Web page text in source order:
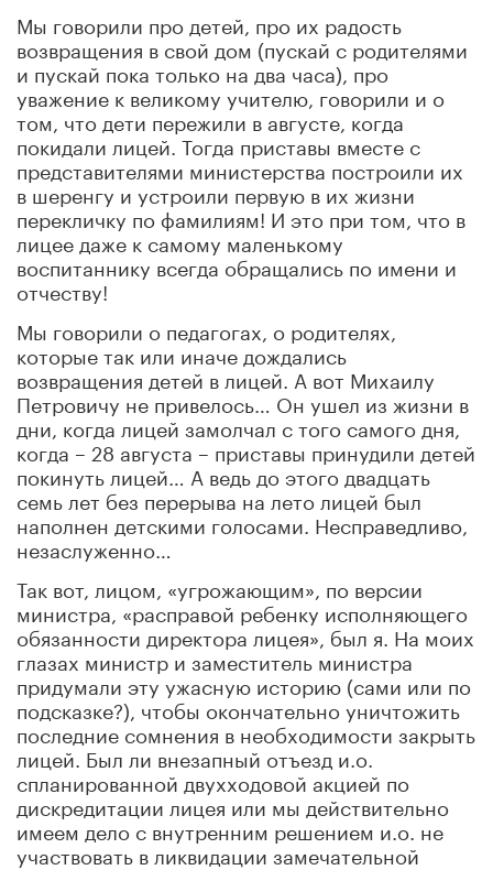
Мы говорили про детей, про их радость
возвращения в свой дом (пускай с родителями
и пускай пока только на два часа), про
уважение к великому учителю, говорили и о
том, что дети пережили в августе, когда
покидали лицей. Тогда приставы вместе с
представителями министерства построили их
в шеренгу и устроили первую в их жизни
перекличку по фамилиям! И это при том, что в
лицее даже к самому маленькому
воспитаннику всегда обращались по имени и
отчеству!
Мы говорили о педагогах, о родителях,
которые так или иначе дождались
возвращения детей в лицей. А вот Михаилу
Петровичу не привелось… Он ушел из жизни в
дни, когда лицей замолчал с того самого дня,
когда – 28 августа – приставы принудили детей
покинуть лицей… А ведь до этого двадцать
семь лет без перерыва на лето лицей был
наполнен детскими голосами. Несправедливо,
незаслуженно…
Так вот, лицом, «угрожающим», по версии
министра, «расправой ребенку исполняющего
обязанности директора лицея», был я. На моих
глазах министр и заместитель министра
придумали эту ужасную историю (сами или по
подсказке?), чтобы окончательно уничтожить
последние сомнения в необходимости закрыть
лицей. Был ли внезапный отъезд и.о.
спланированной двухходовой акцией по
дискредитации лицея или мы действительно
имеем дело с внутренним решением и.о. не
участвовать в ликвидации замечательной